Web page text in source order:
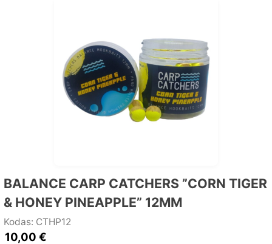
BALANCE CARP CATCHERS ”CORN TIGER
& HONEY PINEAPPLE” 12MM
Kodas: CTHP12
10,00 €